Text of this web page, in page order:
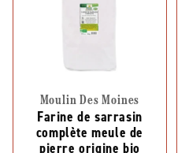
Moulin Des Moines
Farine de sarrasin
complète meule de
pierre origine bio